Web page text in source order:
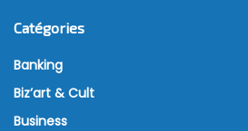
Catégories
Banking
Biz’art & Cult
Business